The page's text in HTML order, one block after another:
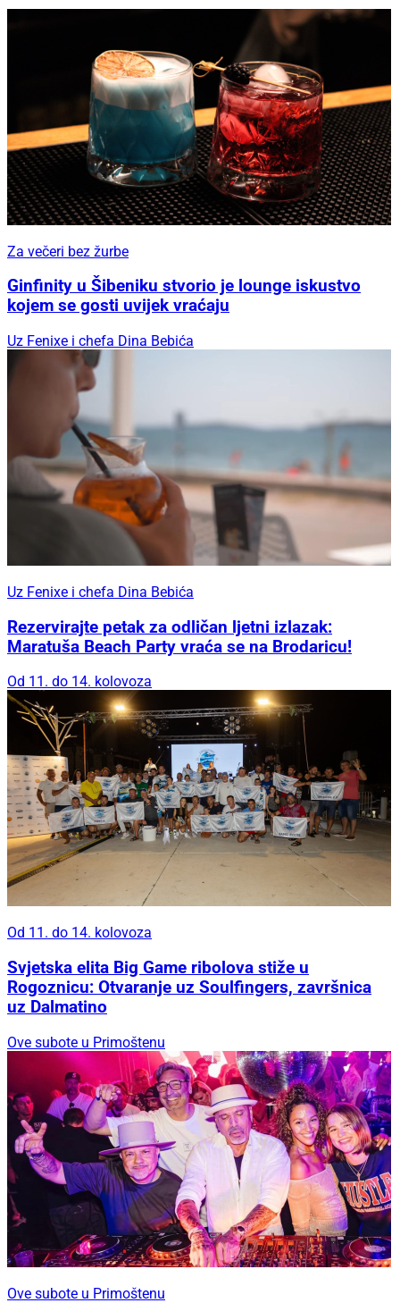
Za večeri bez žurbe
Ginfinity u Šibeniku stvorio je lounge iskustvo
kojem se gosti uvijek vraćaju
Uz Fenixe i chefa Dina Bebića
Uz Fenixe i chefa Dina Bebića
Rezervirajte petak za odličan ljetni izlazak:
Maratuša Beach Party vraća se na Brodaricu!
Od 11. do 14. kolovoza
Od 11. do 14. kolovoza
Svjetska elita Big Game ribolova stiže u
Rogoznicu: Otvaranje uz Soulfingers, završnica
uz Dalmatino
Ove subote u Primoštenu
Ove subote u Primoštenu